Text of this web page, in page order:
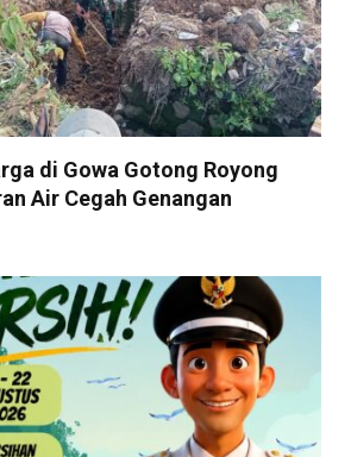
di Gowa Gotong Royong
Air Cegah Genangan